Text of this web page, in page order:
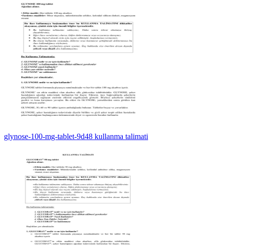
glynose-100-mg-tablet-9d48 kullanma talimati